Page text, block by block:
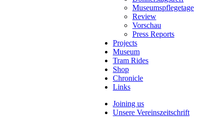
Museumspflegetage
Review
Vorschau
Press Reports
Projects
Museum
Tram Rides
Shop
Chronicle
Links
Joining us
Unsere Vereinszeitschrift